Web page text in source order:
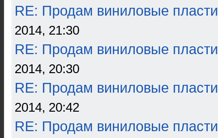
RE: Продам виниловые
2014, 21:30
RE: Продам виниловые
2014, 20:30
RE: Продам виниловые
2014, 20:42
RE: Продам виниловые